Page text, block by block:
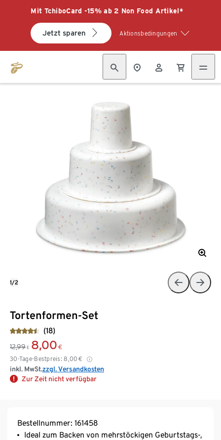
Mit TchiboCard -15% ab 2 Non Food Artikel*
Jetzt sparen Aktionsbedingungen
Tortenformen-Set
(18)
12,99 € 8,00 €
30-Tage-Bestpreis: 8,00 €
inkl. MwSt.zzgl. Versandkosten
Zur Zeit nicht verfügbar
1/2
Bestellnummer: 161458
Ideal zum Backen von mehrstöckigen Geburtstags-,